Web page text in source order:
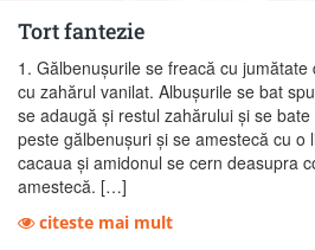
Tort fantezie
1. Gălbenuşurile se freacă cu
cu zahărul vanilat. Albuşurile se bat
se adaugă şi restul zahărului şi se
peste gălbenuşuri şi se amestecă cu o
cacaua şi amidonul se cern deasupra
amestecă. […]
citeste mai mult